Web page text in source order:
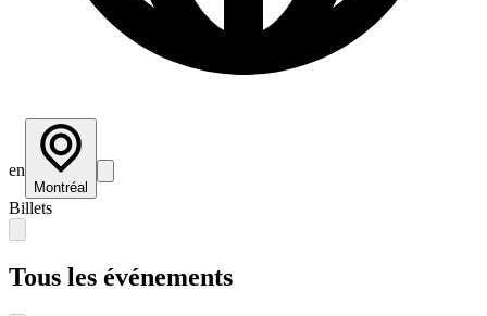
en
Montréal
Billets
Tous les événements